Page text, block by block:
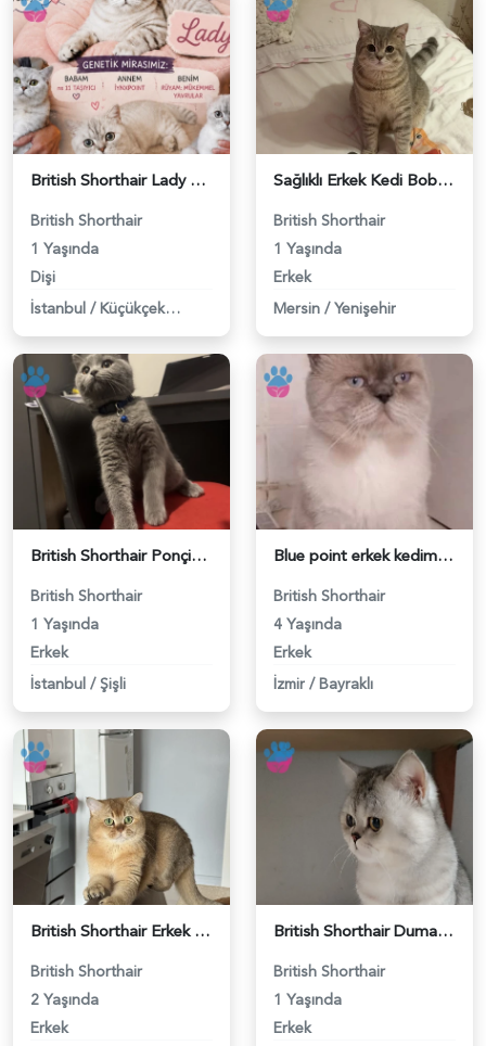
British Shorthair Lady kociş arıyor - 118984656
British Shorthair
1 Yaşında
Dişi
İstanbul / Küçükçekmece
Sağlıklı Erkek Kedi Bobi’ye Eş Aranıyor - 118984657
British Shorthair
1 Yaşında
Erkek
Mersin / Yenişehir
British Shorthair Ponçiğim Eş Arıyor - 118984654
British Shorthair
1 Yaşında
Erkek
İstanbul / Şişli
Blue point erkek kedimize dişi eş arıyoruz - 118984655
British Shorthair
4 Yaşında
Erkek
İzmir / Bayraklı
British Shorthair Erkek Kızgınlıkta - 118984651
British Shorthair
2 Yaşında
Erkek
British Shorthair Duma Eş Arıyorum - 118984650
British Shorthair
1 Yaşında
Erkek